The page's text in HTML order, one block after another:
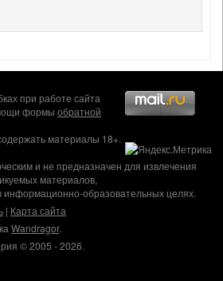
при работе сайта
формы обратной
материалы 18+.
и не предназначен для извлечения
материалов,
информационно-образовательных целях.
| Карта сайта
Wandragor.
© 2005 - 2026.